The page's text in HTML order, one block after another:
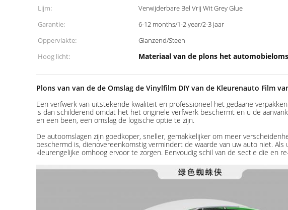
Lijm:
Verwijderbare Bel Vrij Wit Grey Glue
Garantie:
6-12 months/1-2 year/2-3 jaar
Oppervlakte:
Glanzend/Steen
Hoog licht:
Materiaal van de plons het
Plons van van de de Omslag de Vinylfilm DIY van de Kleurenauto Film
Een verfwerk van uitstekende kwaliteit en professioneel het gedaane
is dan schilderend omdat het het originele verfwerk beschermt en u de
en een been, een omslag de logische optie te zijn.
De autoomslagen zijn goedkoper, sneller, gemakkelijker om meer
beschermd is, dienovereenkomstig vermindert de waarde van uw auto niet.
kleurengelijke omhoog ervoor te zorgen. Eenvoudig schil van de sectie die en